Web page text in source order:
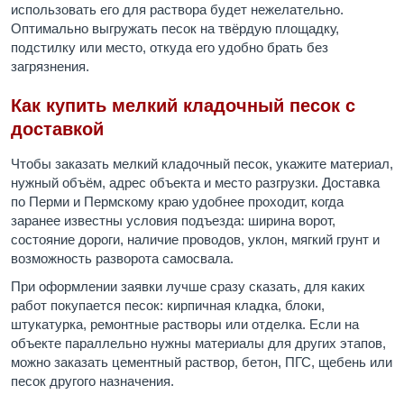
использовать его для раствора будет нежелательно.
Оптимально выгружать песок на твёрдую площадку,
подстилку или место, откуда его удобно брать без
загрязнения.
Как купить мелкий кладочный песок с
доставкой
Чтобы заказать мелкий кладочный песок, укажите материал,
нужный объём, адрес объекта и место разгрузки. Доставка
по Перми и Пермскому краю удобнее проходит, когда
заранее известны условия подъезда: ширина ворот,
состояние дороги, наличие проводов, уклон, мягкий грунт и
возможность разворота самосвала.
При оформлении заявки лучше сразу сказать, для каких
работ покупается песок: кирпичная кладка, блоки,
штукатурка, ремонтные растворы или отделка. Если на
объекте параллельно нужны материалы для других этапов,
можно заказать цементный раствор, бетон, ПГС, щебень или
песок другого назначения.